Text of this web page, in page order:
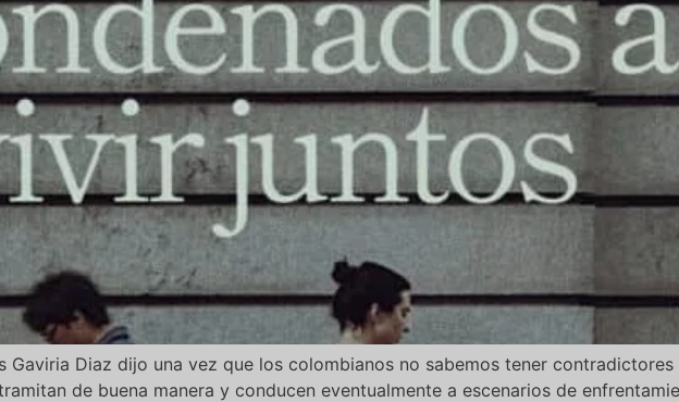
Gaviria Diaz dijo una vez que los colombianos no sabemos tener contradictores
de buena manera y conducen eventualmente a escenarios de